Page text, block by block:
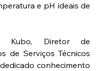
e pH ideais de
Kubo, Diretor de
de Serviços Técnicos
conhecimento